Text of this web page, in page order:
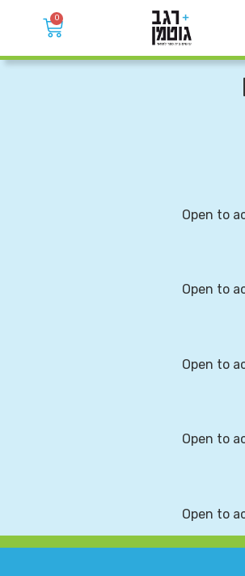
0
Open to
Open to
Open to
Open to
Open to